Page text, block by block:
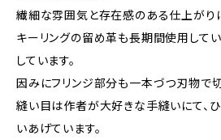
繊細な雰囲気と存在感のある仕上がり
キーリングの留め革も長期間使用して
しています。
因みにフリンジ部分も一本づつ刃物で切
縫い目は作者が大好きな手縫いにて、
いあげています。